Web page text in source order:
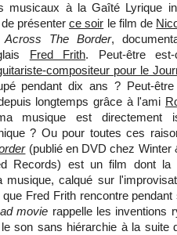
musicaux à la Gaîté Lyrique
présenter ce soir le film de
Across The Border,
Fred Frith. Peut-être
compositeur pour le
pendant dix ans ? Peut-
longtemps grâce à l'ami
musique est directement
? Ou pour toutes ces
(publié en DVD chez Winter
Records) est un film dont la
musique, calqué sur
Fred Frith rencontre
movie rappelle les inventions
son sans hiérarchie à la suite